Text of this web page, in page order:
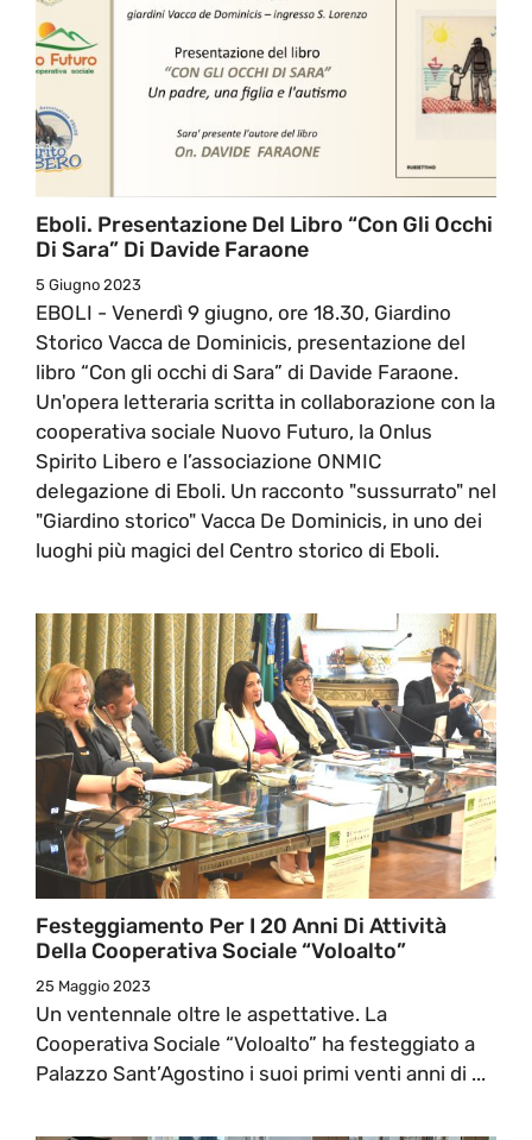
Eboli. Presentazione Del Libro “Con Gli Occhi
Di Sara” Di Davide Faraone
5 Giugno 2023
EBOLI - Venerdì 9 giugno, ore 18.30, Giardino
Storico Vacca de Dominicis, presentazione del
libro “Con gli occhi di Sara” di Davide Faraone.
Un'opera letteraria scritta in collaborazione con la
cooperativa sociale Nuovo Futuro, la Onlus
Spirito Libero e l’associazione ONMIC
delegazione di Eboli. Un racconto "sussurrato" nel
"Giardino storico" Vacca De Dominicis, in uno dei
luoghi più magici del Centro storico di Eboli.
Festeggiamento Per I 20 Anni Di Attività
Della Cooperativa Sociale “Voloalto”
25 Maggio 2023
Un ventennale oltre le aspettative. La
Cooperativa Sociale “Voloalto” ha festeggiato a
Palazzo Sant’Agostino i suoi primi venti anni di ...